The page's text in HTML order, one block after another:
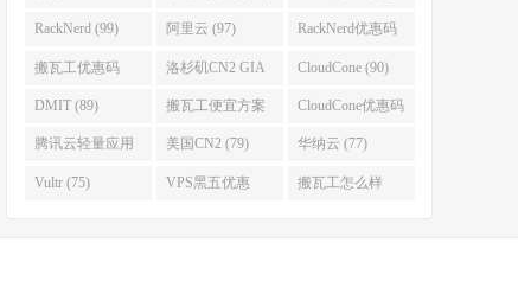
(111) (102)
RackNerd (99) 阿里云 (97) RackNerd优惠码
(93)
搬瓦工优惠码
(92)
洛杉矶CN2 GIA
(92)
CloudCone (90)
DMIT (89) 搬瓦工便宜方案
(86)
CloudCone优惠码
(82)
腾讯云轻量应用
服务器 (82)
美国CN2 (79) 华纳云 (77)
Vultr (75) VPS黑五优惠 搬瓦工怎么样